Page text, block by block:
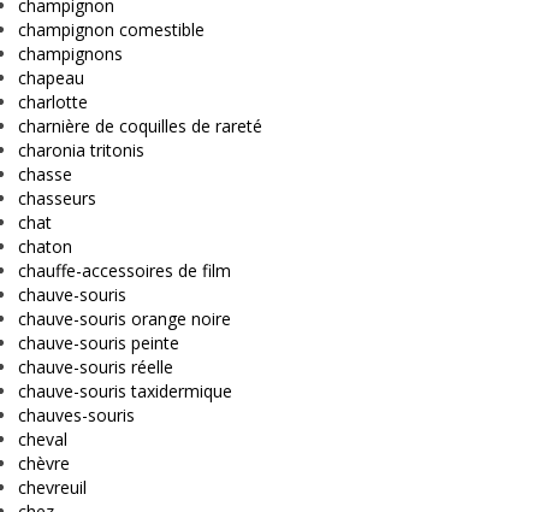
champignon
champignon comestible
champignons
chapeau
charlotte
charnière de coquilles de rareté
charonia tritonis
chasse
chasseurs
chat
chaton
chauffe-accessoires de film
chauve-souris
chauve-souris orange noire
chauve-souris peinte
chauve-souris réelle
chauve-souris taxidermique
chauves-souris
cheval
chèvre
chevreuil